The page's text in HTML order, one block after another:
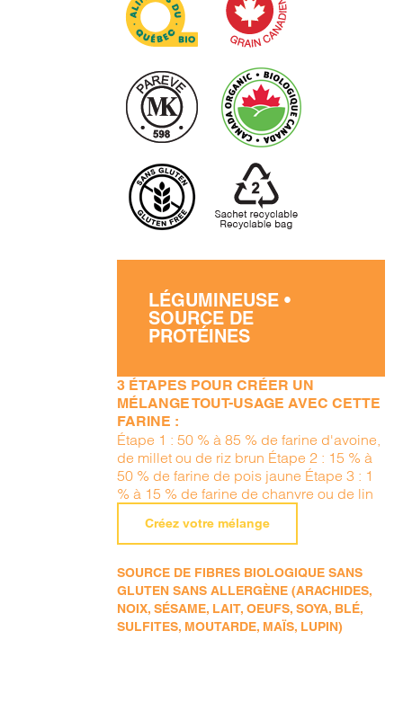
LÉGUMINEUSE •
SOURCE DE
PROTÉINES
3 ÉTAPES POUR CRÉER UN
MÉLANGE TOUT-USAGE AVEC CETTE
FARINE :
Étape 1 : 50 % à 85 % de farine d'avoine,
de millet ou de riz brun Étape 2 : 15 % à
50 % de farine de pois jaune Étape 3 : 1
% à 15 % de farine de chanvre ou de lin
Créez votre mélange
SOURCE DE FIBRES BIOLOGIQUE SANS
GLUTEN SANS ALLERGÈNE (ARACHIDES,
NOIX, SÉSAME, LAIT, OEUFS, SOYA, BLÉ,
SULFITES, MOUTARDE, MAÏS, LUPIN)